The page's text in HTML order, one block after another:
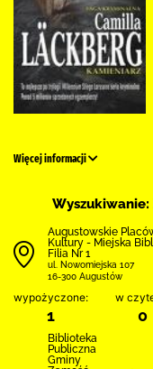
Więcej informacji
Wyszukiwanie:
Augustowskie
Kultury - Miejska
Filia Nr 1
ul. Nowomiejska 107
16-300 Augustów
wypożyczone:
1
w
0
Biblio­teka
Publiczna
Gminy